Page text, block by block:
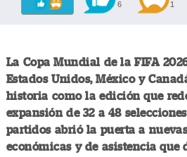
6 1
La Copa Mundial de la FIFA
Estados Unidos, México y
historia como la edición que
expansión de 32 a 48
partidos abrió la puerta a
económicas y de asistencia